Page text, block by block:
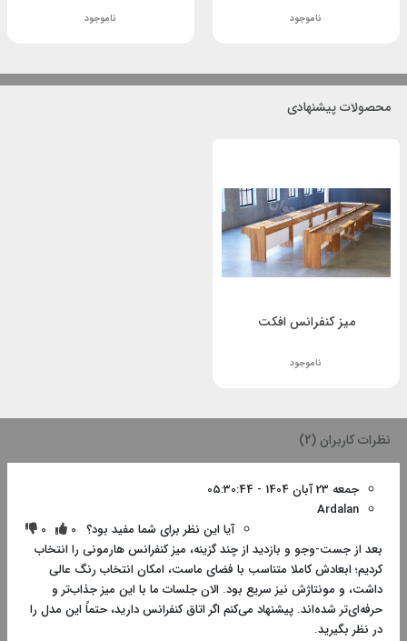
ناموجود ناموجود
محصولات پیشنهادی
میز کنفرانس افکت
ناموجود
نظرات کاربران (2)
جمعه 23 آبان 1404 - 05:30:44
Ardalan
آیا این نظر برای شما مفید بود؟ 0
0
بعد از جست-وجو و بازدید از چند گزینه، میز کنفرانس هارمونی را انتخاب
کردیم؛ ابعادش کاملا متناسب با فضای ماست، امکان انتخاب رنگ عالی
داشت، و مونتاژش نیز سریع بود. الان جلسات ما با این میز جذاب‌تر و
حرفه‌ای‌تر شده‌اند. پیشنهاد می‌کنم اگر اتاق کنفرانس دارید، حتماً این مدل را
در نظر بگیرید.